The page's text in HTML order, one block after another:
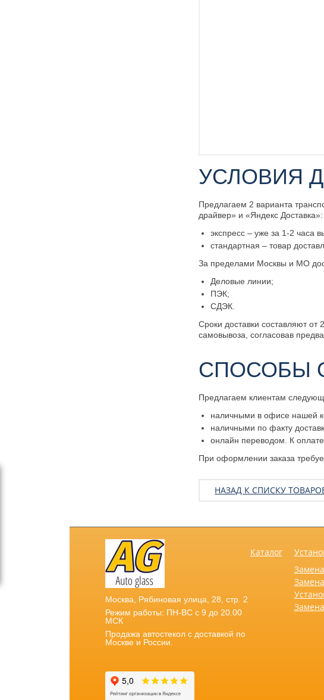
УСЛОВИЯ
Предлагаем 2 варианта
драйвер» и «Яндекс Доставка»:
экспресс – уже за 1-2 часа
стандартная – товар
За пределами Москвы и МО
Деловые линии;
ПЭК;
СДЭК.
Сроки доставки составляют
самовывоза, согласовав
СПОСОБЫ
Предлагаем клиентам
наличными в офисе нашей
наличными по факту
онлайн переводом. К
При оформлении заказа
НАЗАД К СПИСКУ
Москва, Рябиновая улица, 28, стр. 2
Режим работы: ПН-ВС с 9 до 20.00
МСК
Продажа автостекол с доставкой по
Москве и России.
Каталог